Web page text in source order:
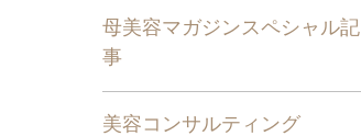
母美容マガジンスペシャル記
事
美容コンサルティング